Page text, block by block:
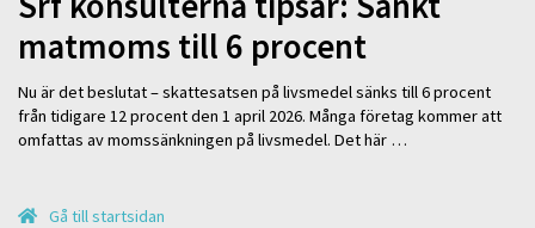
matmoms till 6 procent
Nu är det beslutat – skattesatsen på livsmedel sänks till 6 procent
från tidigare 12 procent den 1 april 2026. Många företag kommer att
omfattas av momssänkningen på livsmedel. Det här …
Gå till startsidan